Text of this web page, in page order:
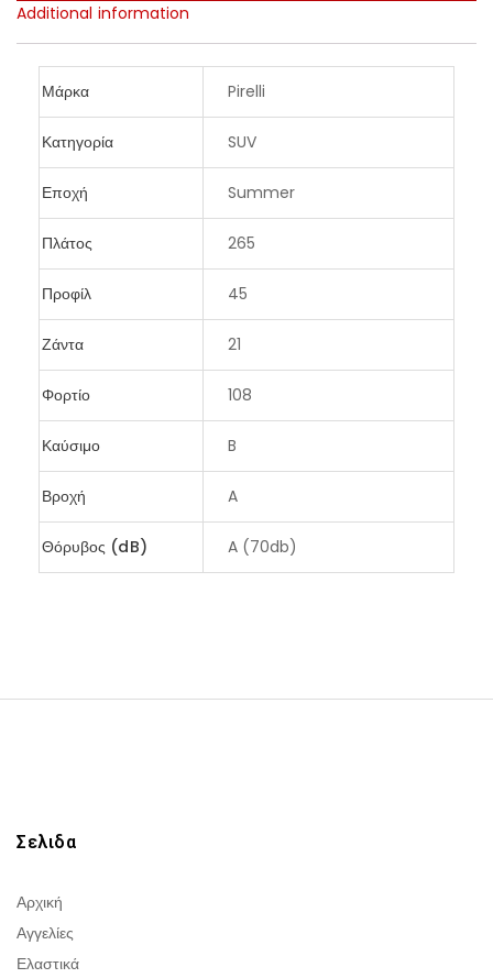
Additional information
Μάρκα Pirelli
Κατηγορία SUV
Εποχή Summer
Πλάτος 265
Προφίλ 45
Ζάντα 21
Φορτίο 108
Καύσιμο B
Βροχή A
Θόρυβος (dB) A (70db)
Σελιδα
Αρχική
Αγγελίες
Ελαστικά